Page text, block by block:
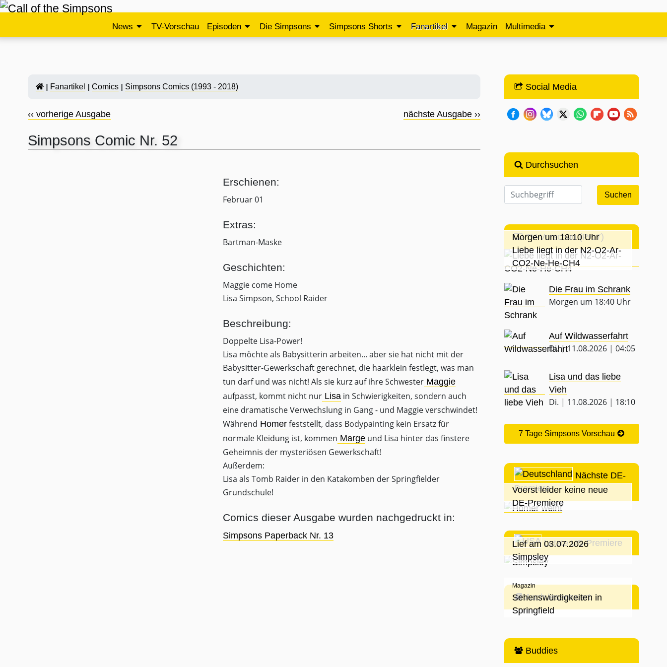
News TV-Vorschau Episoden Die Simpsons Simpsons Shorts Fanartikel Magazin Multimedia
Fanartikel Comics Simpsons Comics (1993 - 2018)
‹‹ vorherige Ausgabe nächste Ausgabe ››
Simpsons Comic Nr. 52
Erschienen:
Februar 01
Extras:
Bartman-Maske
Geschichten:
Maggie come Home
Lisa Simpson, School Raider
Beschreibung:
Doppelte Lisa-Power!
Lisa möchte als Babysitterin arbeiten... aber sie hat nicht mit der
Babysitter-Gewerkschaft gerechnet, die haarklein festlegt, was man
tun darf und was nicht! Als sie kurz auf ihre SchwesterMaggie
aufpasst, kommt nicht nurLisain Schwierigkeiten, sondern auch
eine dramatische Verwechslung in Gang - und Maggie verschwindet!
Während Homerfeststellt, dass Bodypainting kein Ersatz für
normale Kleidung ist, kommen Margeund Lisa hinter das finstere
Geheimnis der mysteriösen Gewerkschaft!
Außerdem:
Lisa als Tomb Raider in den Katakomben der Springfielder
Grundschule!
Comics dieser Ausgabe wurden nachgedruckt in:
Simpsons Paperback Nr. 13
Social Media
Durchsuchen
TV-Vorschau (Pro7)
Morgen um 18:10 Uhr
Liebe liegt in der N2-O2-Ar-
CO2-Ne-He-CH4
Die Frau im Schrank
Morgen um 18:40 Uhr
Auf Wildwasserfahrt
Di. | 11.08.2026 | 04:05
Lisa und das liebe
Vieh
Di. | 11.08.2026 | 18:10
7 Tage Simpsons Vorschau
Nächste DE-
Premiere
Voerst leider keine neue
DE-Premiere
Letzte US-Premiere
Lief am 03.07.2026
Simpsley
Auch lesenswert
Magazin
Sehenswürdigkeiten in
Springfield
Buddies